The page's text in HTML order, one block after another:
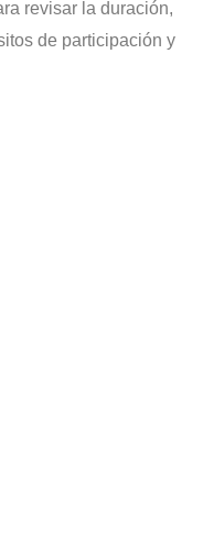
revisar la duración,
de participación y